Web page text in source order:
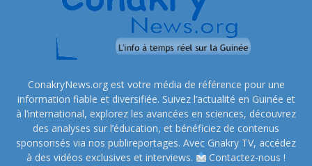
ConakryNews.org est votre média de référence pour une
information fiable et diversifiée. Suivez l’actualité en Guinée et
à l’international, explorez les avancées en sciences, découvrez
des analyses sur l’éducation, et bénéficiez de contenus
sponsorisés via nos publireportages. Avec Gnakry TV, accédez
à des vidéos exclusives et interviews.
Contactez-nous !